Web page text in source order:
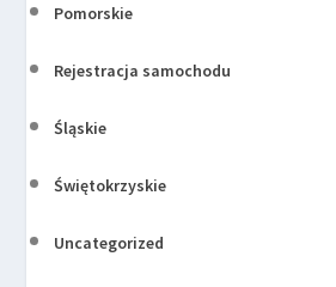
Pomorskie
Rejestracja samochodu
Śląskie
Świętokrzyskie
Uncategorized